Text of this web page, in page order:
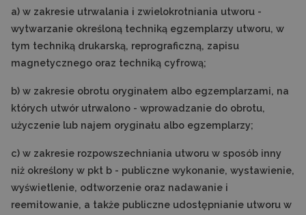
a) w zakresie utrwalania i zwielokrotniania utworu -
wytwarzanie określoną techniką egzemplarzy utworu, w
tym techniką drukarską, reprograficzną, zapisu
magnetycznego oraz techniką cyfrową;
b) w zakresie obrotu oryginałem albo egzemplarzami, na
których utwór utrwalono - wprowadzanie do obrotu,
użyczenie lub najem oryginału albo egzemplarzy;
c) w zakresie rozpowszechniania utworu w sposób inny
niż określony w pkt b - publiczne wykonanie, wystawienie,
wyświetlenie, odtworzenie oraz nadawanie i
reemitowanie, a także publiczne udostępnianie utworu w